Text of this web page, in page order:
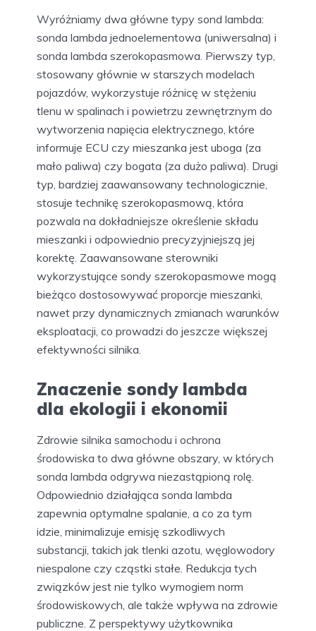
Wyróżniamy dwa główne typy sond lambda:
sonda lambda jednoelementowa (uniwersalna) i
sonda lambda szerokopasmowa. Pierwszy typ,
stosowany głównie w starszych modelach
pojazdów, wykorzystuje różnicę w stężeniu
tlenu w spalinach i powietrzu zewnętrznym do
wytworzenia napięcia elektrycznego, które
informuje ECU czy mieszanka jest uboga (za
mało paliwa) czy bogata (za dużo paliwa). Drugi
typ, bardziej zaawansowany technologicznie,
stosuje technikę szerokopasmową, która
pozwala na dokładniejsze określenie składu
mieszanki i odpowiednio precyzyjniejszą jej
korektę. Zaawansowane sterowniki
wykorzystujące sondy szerokopasmowe mogą
bieżąco dostosowywać proporcje mieszanki,
nawet przy dynamicznych zmianach warunków
eksploatacji, co prowadzi do jeszcze większej
efektywności silnika.
Znaczenie sondy lambda
dla ekologii i ekonomii
Zdrowie silnika samochodu i ochrona
środowiska to dwa główne obszary, w których
sonda lambda odgrywa niezastąpioną rolę.
Odpowiednio działająca sonda lambda
zapewnia optymalne spalanie, a co za tym
idzie, minimalizuje emisję szkodliwych
substancji, takich jak tlenki azotu, węglowodory
niespalone czy cząstki stałe. Redukcja tych
związków jest nie tylko wymogiem norm
środowiskowych, ale także wpływa na zdrowie
publiczne. Z perspektywy użytkownika